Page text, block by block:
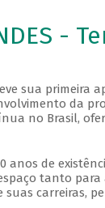
-
sua primeira
da
no Brasil,
anos de
tanto
suas carreiras,